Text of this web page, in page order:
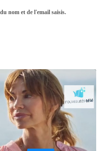
nom et de l'email saisis.